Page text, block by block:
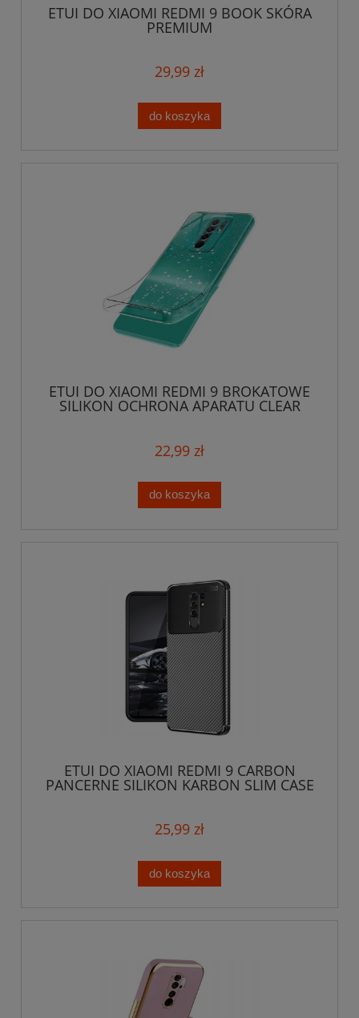
ETUI DO XIAOMI REDMI 9 BOOK SKÓRA
PREMIUM
29,99 zł
do koszyka
ETUI DO XIAOMI REDMI 9 BROKATOWE
SILIKON OCHRONA APARATU CLEAR
22,99 zł
do koszyka
ETUI DO XIAOMI REDMI 9 CARBON
PANCERNE SILIKON KARBON SLIM CASE
25,99 zł
do koszyka